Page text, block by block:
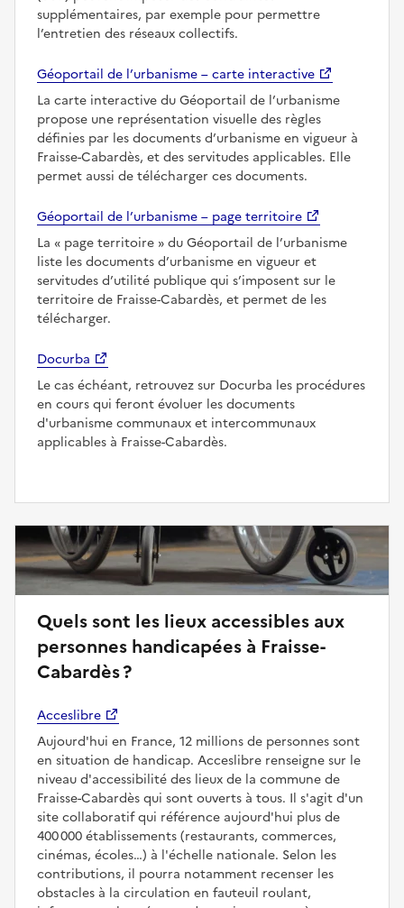
supplémentaires, par exemple pour permettre
l’entretien des réseaux collectifs.
Géoportail de l’urbanisme – carte interactive
La carte interactive du Géoportail de l’urbanisme
propose une représentation visuelle des règles
définies par les documents d’urbanisme en vigueur à
Fraisse-Cabardès, et des servitudes applicables. Elle
permet aussi de télécharger ces documents.
Géoportail de l’urbanisme – page territoire
La
page territoire
du Géoportail de l’urbanisme
liste les documents d’urbanisme en vigueur et
servitudes d’utilité publique qui s’imposent sur le
territoire de Fraisse-Cabardès, et permet de les
télécharger.
Docurba
Le cas échéant, retrouvez sur Docurba les procédures
en cours qui feront évoluer les documents
d'urbanisme communaux et intercommunaux
applicables à Fraisse-Cabardès.
Quels sont les lieux accessibles aux
personnes handicapées à Fraisse-
Cabardès ?
Acceslibre
Aujourd'hui en France, 12 millions de personnes sont
en situation de handicap. Acceslibre renseigne sur le
niveau d'accessibilité des lieux de la commune de
Fraisse-Cabardès qui sont ouverts à tous. Il s'agit d'un
site collaboratif qui référence aujourd'hui plus de
400 000 établissements (restaurants, commerces,
cinémas, écoles…) à l'échelle nationale. Selon les
contributions, il pourra notamment recenser les
obstacles à la circulation en fauteuil roulant,